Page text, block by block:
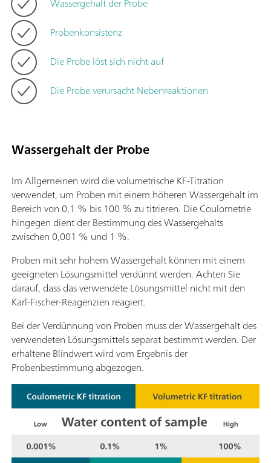
Probenkonsistenz
Die Probe löst sich nicht auf
Die Probe verursacht Nebenreaktionen
Wassergehalt der Probe
Im Allgemeinen wird die volumetrische KF-Titration
verwendet, um Proben mit einem höheren Wassergehalt im
Bereich von 0,1 % bis 100 % zu titrieren. Die Coulometrie
hingegen dient der Bestimmung des Wassergehalts
zwischen 0,001 % und 1 %.
Proben mit sehr hohem Wassergehalt können mit einem
geeigneten Lösungsmittel verdünnt werden. Achten Sie
darauf, dass das verwendete Lösungsmittel nicht mit den
Karl-Fischer-Reagenzien reagiert.
Bei der Verdünnung von Proben muss der Wassergehalt des
verwendeten Lösungsmittels separat bestimmt werden. Der
erhaltene Blindwert wird vom Ergebnis der
Probenbestimmung abgezogen.